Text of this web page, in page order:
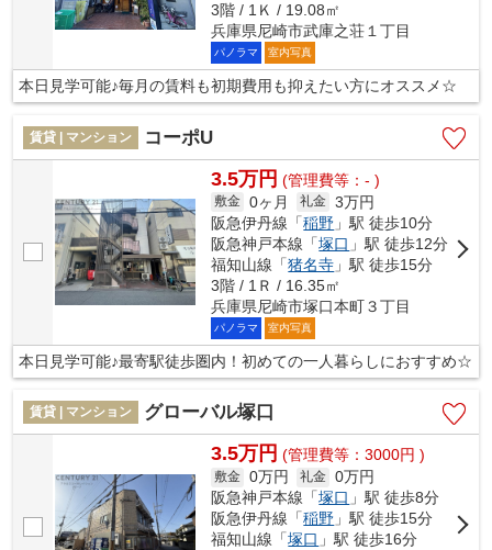
3階 / 1Ｋ / 19.08㎡
兵庫県尼崎市武庫之荘１丁目
パノラマ 室内写真
本日見学可能♪毎月の賃料も初期費用も抑えたい方にオススメ☆
賃貸 | マンション コーポU
3.5万円 (管理費等：- )
敷金 0ヶ月 礼金 3万円
阪急伊丹線「稲野 」駅 徒歩10分
阪急神戸本線「塚口 」駅 徒歩12分
福知山線「猪名寺 」駅 徒歩15分
3階 / 1Ｒ / 16.35㎡
兵庫県尼崎市塚口本町３丁目
パノラマ 室内写真
本日見学可能♪最寄駅徒歩圏内！初めての一人暮らしにおすすめ☆
賃貸 | マンション グローバル塚口
3.5万円 (管理費等：3000円 )
敷金 0万円 礼金 0万円
阪急神戸本線「塚口 」駅 徒歩8分
阪急伊丹線「稲野 」駅 徒歩15分
福知山線「塚口 」駅 徒歩16分